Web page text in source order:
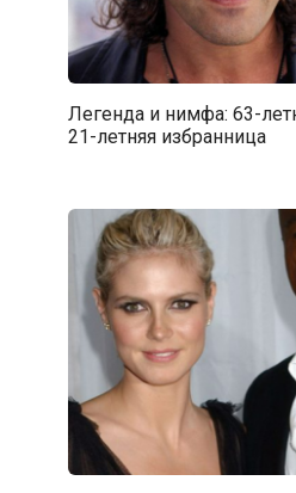
Легенда и нимфа: 63-
21-летняя избранница